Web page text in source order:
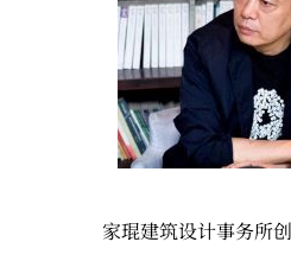
家琨建筑设计事务所